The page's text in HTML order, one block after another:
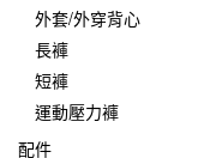
外套/外穿背心
長褲
短褲
運動壓力褲
配件